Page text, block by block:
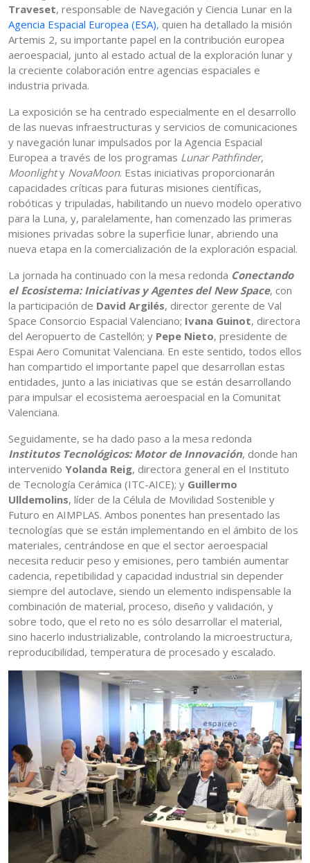
Traveset, responsable de Navegación y Ciencia Lunar en la
Agencia Espacial Europea (ESA), quien ha detallado la misión
Artemis 2, su importante papel en la contribución europea
aeroespacial, junto al estado actual de la exploración lunar y
la creciente colaboración entre agencias espaciales e
industria privada.
La exposición se ha centrado especialmente en el desarrollo
de las nuevas infraestructuras y servicios de comunicaciones
y navegación lunar impulsados por la Agencia Espacial
Europea a través de los programas Lunar Pathfinder,
Moonlighty NovaMoon. Estas iniciativas proporcionarán
capacidades críticas para futuras misiones científicas,
robóticas y tripuladas, habilitando un nuevo modelo operativo
para la Luna, y, paralelamente, han comenzado las primeras
misiones privadas sobre la superficie lunar, abriendo una
nueva etapa en la comercialización de la exploración espacial.
La jornada ha continuado con la mesa redonda Conectando
el Ecosistema: Iniciativas y Agentes del New Space, con
la participación de David Argilés, director gerente de Val
Space Consorcio Espacial Valenciano; Ivana Guinot, directora
del Aeropuerto de Castellón; y Pepe Nieto, presidente de
Espai Aero Comunitat Valenciana. En este sentido, todos ellos
han compartido el importante papel que desarrollan estas
entidades, junto a las iniciativas que se están desarrollando
para impulsar el ecosistema aeroespacial en la Comunitat
Valenciana.
Seguidamente, se ha dado paso a la mesa redonda
Institutos Tecnológicos: Motor de Innovación, donde han
intervenido Yolanda Reig, directora general en el Instituto
de Tecnología Cerámica (ITC-AICE); y Guillermo
Ulldemolins, líder de la Célula de Movilidad Sostenible y
Futuro en AIMPLAS. Ambos ponentes han presentado las
tecnologías que se están implementando en el ámbito de los
materiales, centrándose en que el sector aeroespacial
necesita reducir peso y emisiones, pero también aumentar
cadencia, repetibilidad y capacidad industrial sin depender
siempre del autoclave, siendo un elemento indispensable la
combinación de material, proceso, diseño y validación, y
sobre todo, que el reto no es sólo desarrollar el material,
sino hacerlo industrializable, controlando la microestructura,
reproducibilidad, temperatura de procesado y escalado.